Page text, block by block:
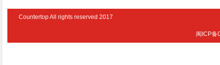
Countertop All rights reserved 2017
闽ICP备